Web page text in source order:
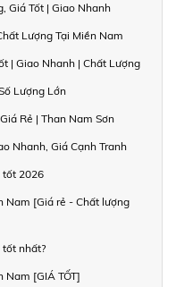
Giá Tốt | Giao Nhanh
Lượng Tại Miền Nam
| Giao Nhanh | Chất Lượng
Lượng Lớn
Rẻ | Than Nam Sơn
Nhanh, Giá Cạnh Tranh
tốt 2026
Nam [Giá rẻ - Chất lượng
nhất?
[GIÁ TỐT]